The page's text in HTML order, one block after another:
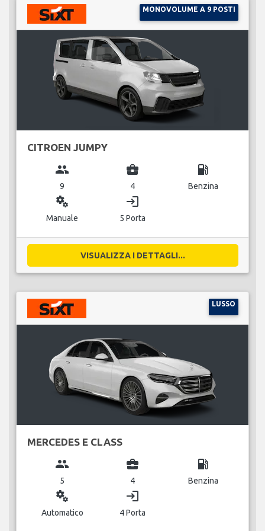
MONOVOLUME A 9 POSTI
CITROEN JUMPY
group
9
business_center
4
local_gas_station
Benzina
miscellaneous_services
Manuale
login
5 Porta
VISUALIZZA I DETTAGLI...
LUSSO
MERCEDES E CLASS
group
5
business_center
4
local_gas_station
Benzina
miscellaneous_services
Automatico
login
4 Porta